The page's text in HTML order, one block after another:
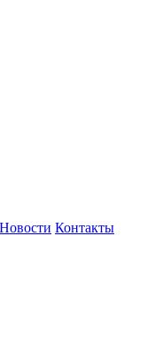
Новости Контакты